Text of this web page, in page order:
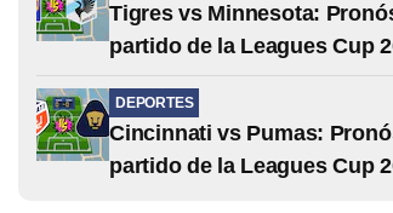
Tigres vs Minnesota:
partido de la Leagues Cup
DEPORTES
Cincinnati vs Pumas:
partido de la Leagues Cup